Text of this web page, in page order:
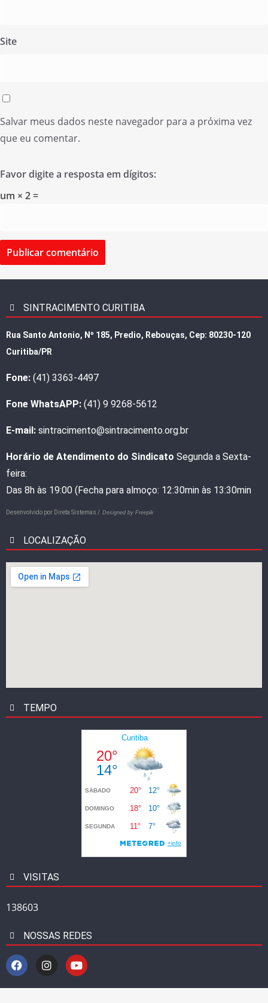
Site
Salvar meus dados neste navegador para a próxima vez
que eu comentar.
Favor digite a resposta em dígitos:
um × 2 =
SINTRACIMENTO CURITIBA
Rua Santo Antonio, Nº 185, Predio, Rebouças, Cep: 80230-120
Curitiba/PR
Fone: (41) 3363-4497
Fone WhatsAPP: (41) 9 9268-5612
E-mail: sintracimento@sintracimento.org.br
Horário de Atendimento do Sindicato Segunda a Sexta-
feira:
Das 8h às 19:00 (Fecha para almoço: 12:30min às 13:30min
Desenvolvido por Direta Sistemas / Designed by Freepik
LOCALIZAÇÃO
TEMPO
VISITAS
138603
NOSSAS REDES